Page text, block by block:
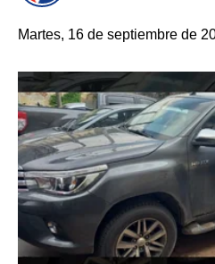
Martes, 16 de septiembre de